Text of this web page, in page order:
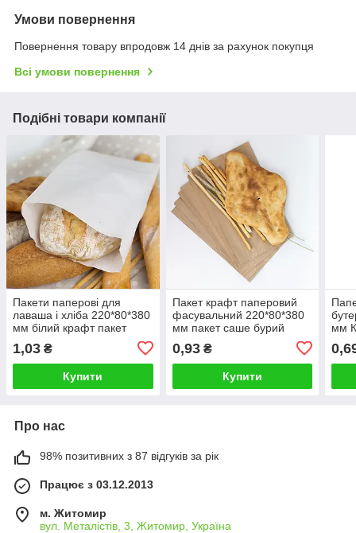
Умови повернення
Повернення товару впродовж 14 днів за рахунок покупця
Всі умови повернення
Подібні товари компанії
Пакети паперові для
лаваша і хліба 220*80*380
мм білий крафт пакет
1,03 ₴
Купити
Пакет крафт паперовий
фасувальний 220*80*380
мм пакет саше бурий
0,93₴
Купити
мм
Про нас
98% позитивних з 87 відгуків за рік
Працює з 03.12.2013
м. Житомир
вул. Металістів, 3, Житомир, Україна